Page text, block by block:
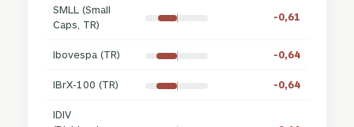
SMLL (Small
Caps, TR)
-0,61
Ibovespa (TR) -0,64
IBrX-100 (TR) -0,64
IDIV